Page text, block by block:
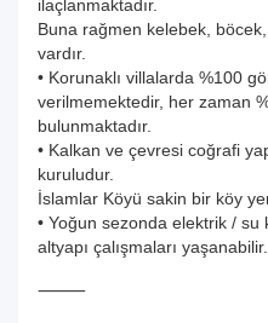
ilaçlanmaktadır.
Buna rağmen kelebek,
vardır.
• Korunaklı villalarda %100
verilmemektedir, her zaman
bulunmaktadır.
• Kalkan ve çevresi coğrafi
kuruludur.
İslamlar Köyü sakin bir köy
• Yoğun sezonda elektrik /
altyapı çalışmaları yaşanabilir.
⸻